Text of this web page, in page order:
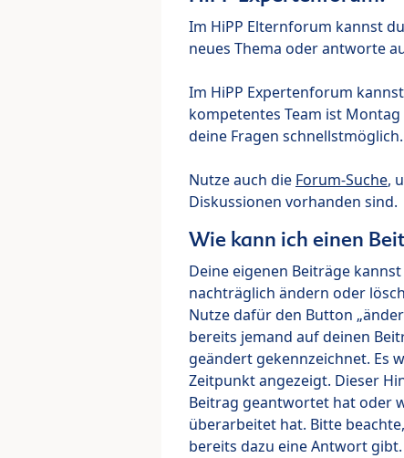
Im HiPP Elternforum kannst
neues Thema oder antworte
Im HiPP Expertenforum
kompetentes Team ist
deine Fragen schnellstmöglich.
Nutze auch die Forum-Suche,
Diskussionen vorhanden sind.
Wie kann ich einen
Deine eigenen Beiträge
nachträglich ändern oder
Nutze dafür den Button
bereits jemand auf deinen
geändert gekennzeichnet. Es
Zeitpunkt angezeigt. Dieser
Beitrag geantwortet hat oder
überarbeitet hat. Bitte
bereits dazu eine Antwort gibt.